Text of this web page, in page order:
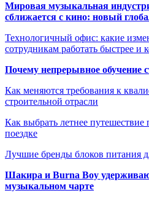
Мировая музыкальная
сближается с кино: новый
Технологичный офис: какие
сотрудникам работать быстрее и
Почему непрерывное обучение
Как меняются требования к
строительной отрасли
Как выбрать летнее
поездке
Лучшие бренды блоков питания
Шакира и Burna Boy
музыкальном чарте